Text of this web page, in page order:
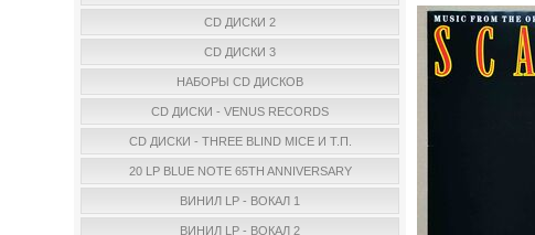
CD ДИСКИ 2
CD ДИСКИ 3
НАБОРЫ CD ДИСКОВ
CD ДИСКИ - VENUS RECORDS
CD ДИСКИ - THREE BLIND MICE И Т.П.
20 LP BLUE NOTE 65TH ANNIVERSARY
ВИНИЛ LP - ВОКАЛ 1
ВИНИЛ LP - ВОКАЛ 2